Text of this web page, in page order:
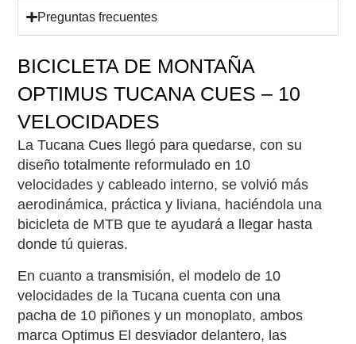
Preguntas frecuentes
BICICLETA DE MONTAÑA
OPTIMUS TUCANA CUES – 10
VELOCIDADES
La Tucana Cues llegó para quedarse, con su
diseño totalmente reformulado en 10
velocidades y cableado interno, se volvió más
aerodinámica, práctica y liviana, haciéndola una
bicicleta de MTB que te ayudará a llegar hasta
donde tú quieras.
En cuanto a transmisión, el modelo de 10
velocidades de la Tucana cuenta con una
pacha de 10 piñones y un monoplato, ambos
marca Optimus El desviador delantero, las